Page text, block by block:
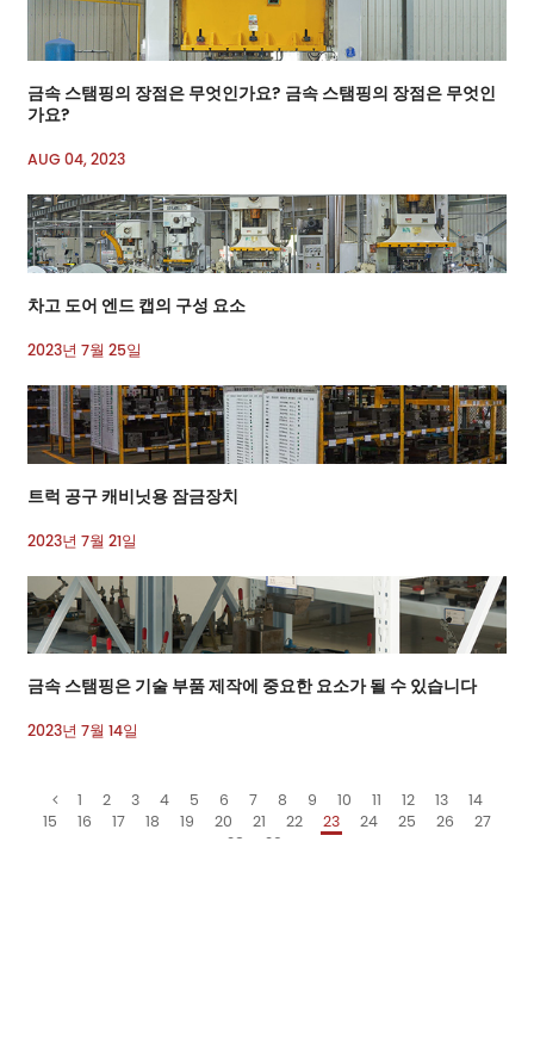
금속 스탬핑의 장점은 무엇인가요? 금속 스탬핑의 장점은 무엇인
가요?
AUG 04, 2023
차고 도어 엔드 캡의 구성 요소
2023년 7월 25일
트럭 공구 캐비닛용 잠금장치
2023년 7월 21일
금속 스탬핑은 기술 부품 제작에 중요한 요소가 될 수 있습니다
2023년 7월 14일
1 2 3 4 5 6 7 8 9 10 11 12 13
14
15
16 17 18 19 20 21 22 23 24 25 26
27
28
29